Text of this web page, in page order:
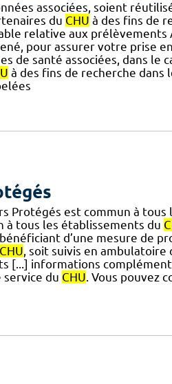
associées, soient
du CHU à des fins de
relative aux prélèvements
pour assurer votre prise
de santé associées, dans le
à des fins de recherche dans
Protégés est commun à
à tous les établissements du
d’une mesure de
CHU, soit suivis en ambulatoire
[...] informations
service du CHU. Vous pouvez